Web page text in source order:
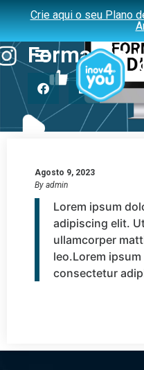
Crie aqui o seu Plano
Medida
Formação
Agosto 9, 2023
By admin
Lorem ipsum
adipiscing elit.
ullamcorper
leo.Lorem
consectetur